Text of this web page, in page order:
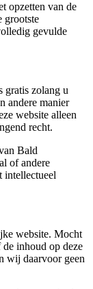
opzetten van de
grootste
gevulde
gratis zolang u
andere manier
website alleen
recht.
Bald
of andere
intellectueel
website. Mocht
inhoud op deze
wij daarvoor geen